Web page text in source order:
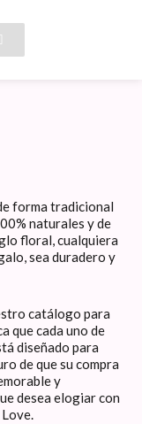
forma tradicional
naturales y de
floral, cualquiera
sea duradero y
catálogo para
que cada uno de
diseñado para
de que su compra
y
desea elogiar con